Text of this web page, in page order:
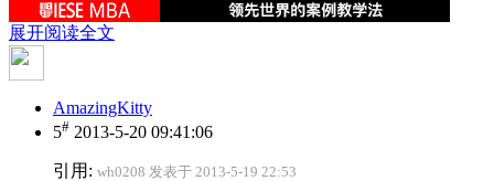
展开阅读全文
AmazingKitty
5# 2013-5-20 09:41:06
引用: wh0208 发表于 2013-5-19 22:53